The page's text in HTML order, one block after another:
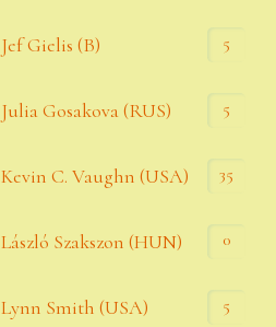
Jef Gielis (B) 5
Julia Gosakova (RUS) 5
Kevin C. Vaughn (USA) 35
László Szakszon (HUN) 0
Lynn Smith (USA) 5